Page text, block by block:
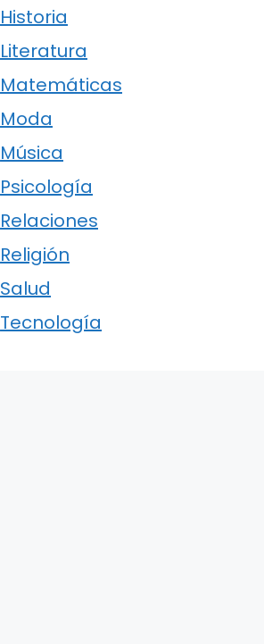
Historia
Literatura
Matemáticas
Moda
Música
Psicología
Relaciones
Religión
Salud
Tecnología